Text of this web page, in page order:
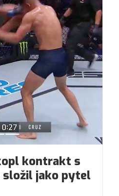
kontrakt s
složil jako pytel